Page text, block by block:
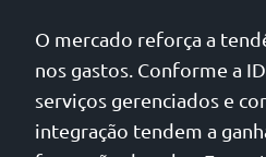
O mercado reforça a
nos gastos. Conforme a
serviços gerenciados e
integração tendem a